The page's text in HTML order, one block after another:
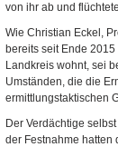
von ihr ab und
Wie Christian Eckel,
bereits seit Ende
Landkreis wohnt, sei
Umständen, die die
ermittlungstaktischen
Der Verdächtige
der Festnahme hatten